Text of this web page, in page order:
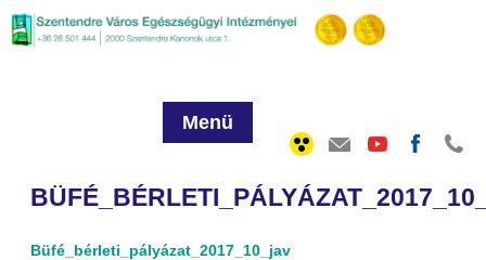
Menü
Büfé_bérleti_pályázat_2017_10_jav